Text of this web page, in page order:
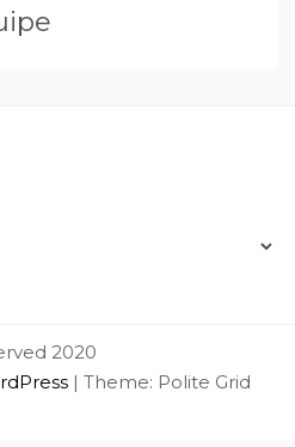
2020
| Theme: Polite Grid